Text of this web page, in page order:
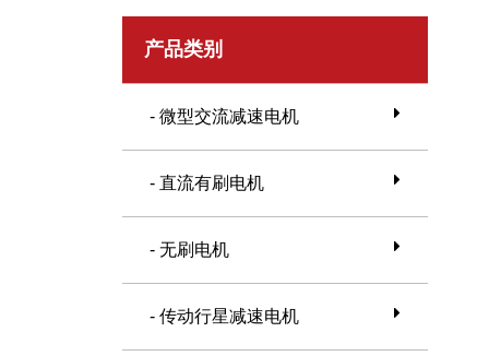
产品类别
- 微型交流减速电机
- 直流有刷电机
- 无刷电机
- 传动行星减速电机